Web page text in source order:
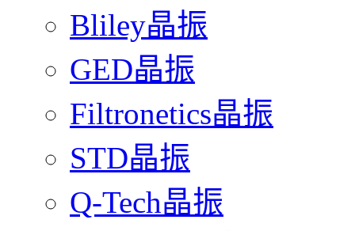
Bliley晶振
GED晶振
Filtronetics晶振
STD晶振
Q-Tech晶振